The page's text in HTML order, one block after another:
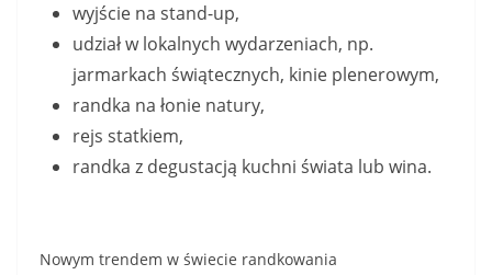
wyjście na stand-up,
udział w lokalnych wydarzeniach, np.
jarmarkach świątecznych, kinie plenerowym,
randka na łonie natury,
rejs statkiem,
randka z degustacją kuchni świata lub wina.
Nowym trendem w świecie randkowania